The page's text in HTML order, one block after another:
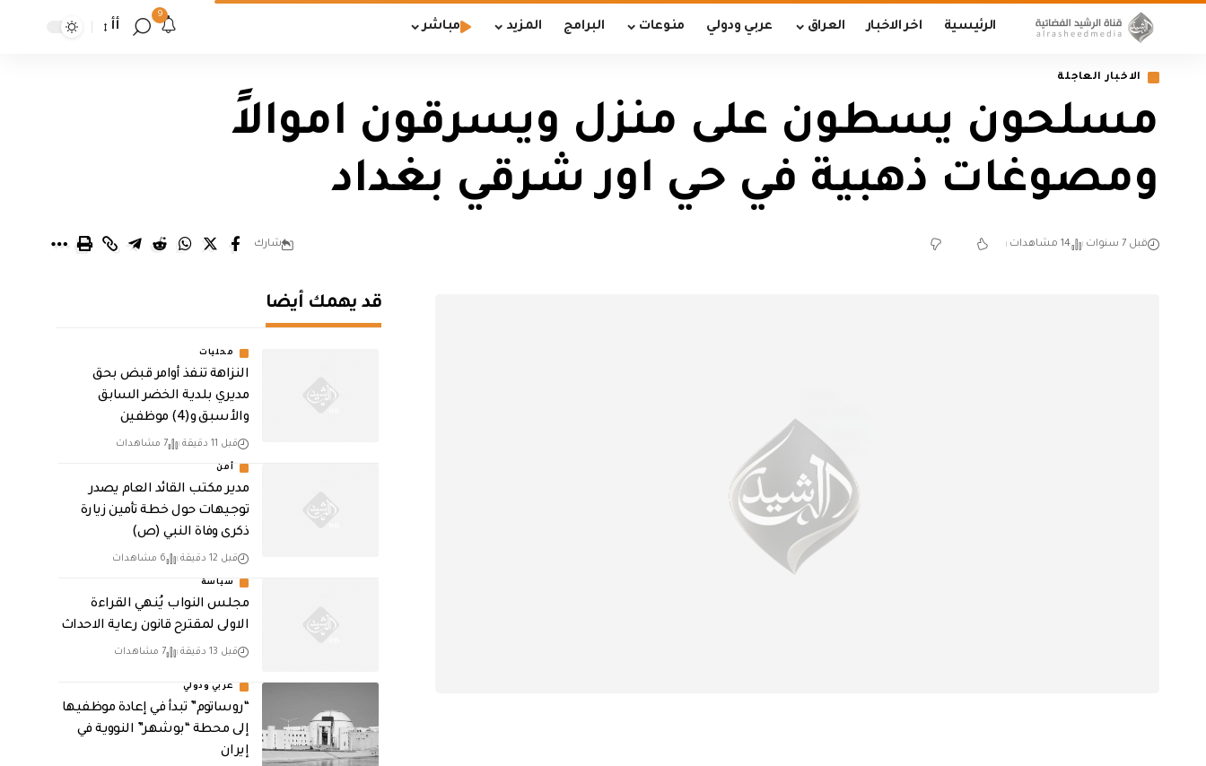
الرئيسية اخر الاخبار العراق عربي ودولي منوعات البرامج المزيد مباشر
9
أأ
الاخبار العاجلة
مسلحون يسطون على منزل ويسرقون اموالاً
ومصوغات ذهبية في حي اور شرقي بغداد
قبل 7 سنوات 14 مشاهدات شارك
قد يهمك أيضا
محليات
النزاهة تنفذ أوامر قبض بحق
مديري بلدية الخضر السابق
والأسبق و(4) موظفين
قبل 11 دقيقة 7 مشاهدات
أمن
مدير مكتب القائد العام يصدر
توجيهات حول خطة تأمين زيارة
ذكرى وفاة النبي (ص)
قبل 12 دقيقة 6 مشاهدات
سياسة
مجلس النواب يُنهي القراءة
الاولى لمقترح قانون رعاية الاحداث
قبل 13 دقيقة 7 مشاهدات
عربي ودولي
“روساتوم” تبدأ في إعادة موظفيها
إلى محطة “بوشهر” النووية في
إيران